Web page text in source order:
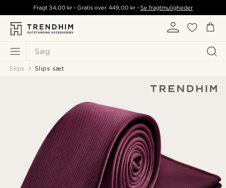
Søg
Fragt34,00 kr - Gratis over 449,00 kr- Se fragtmuligheder
Slips Slips sæt